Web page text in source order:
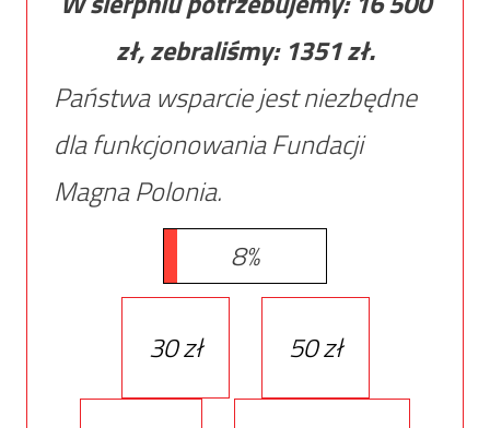
zł, zebraliśmy: 1351zł.
Państwa wsparcie jest niezbędne
dla funkcjonowania Fundacji
Magna Polonia.
8%
30 zł 50 zł